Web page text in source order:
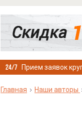
Прием заявок
Главная Наши авторы